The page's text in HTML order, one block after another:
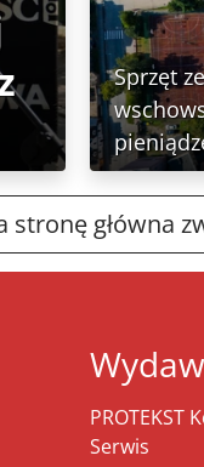
Sprzęt
stronę główna
PROTEKST
Serwis